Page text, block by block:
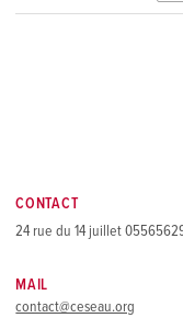
CONTACT
24 rue du 14 juillet
MAIL
contact@ceseau.org